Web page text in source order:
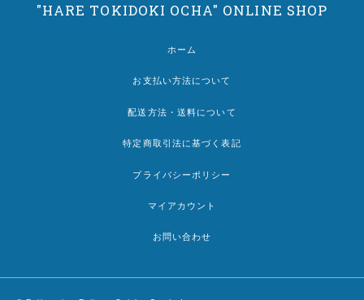
"HARE TOKIDOKI OCHA" ONLINE SHOP
ホーム
お支払い方法について
配送方法・送料について
特定商取引法に基づく表記
プライバシーポリシー
マイアカウント
お問い合わせ